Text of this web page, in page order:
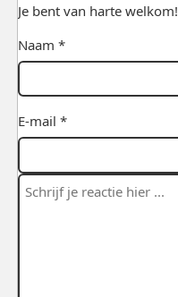
Je bent van harte welkom!
Naam *
E-mail *